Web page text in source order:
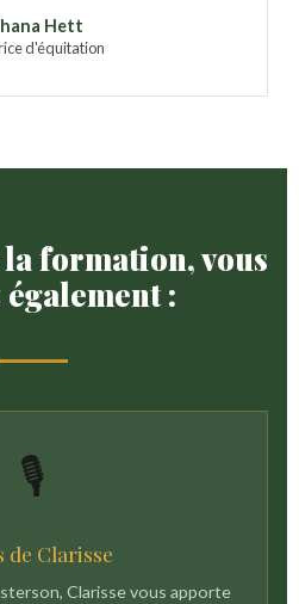
Hett
d'équitation
formation, vous
:
🎙
de Clarisse
Clarisse vous apporte